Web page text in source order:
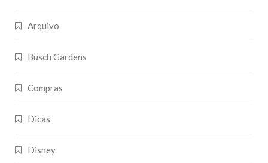
Arquivo
Busch Gardens
Compras
Dicas
Disney